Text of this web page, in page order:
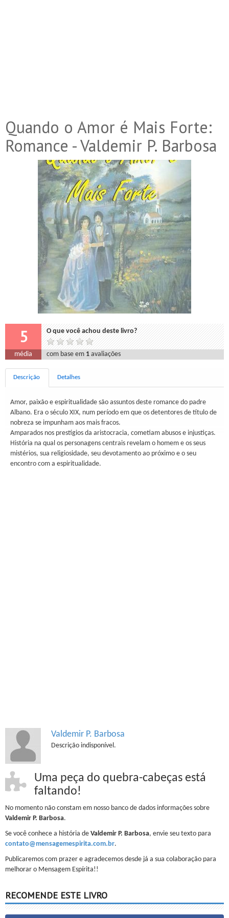
Quando o Amor é Mais Forte:
Romance - Valdemir P. Barbosa
5 O que você achou deste livro?
média com base em 1 avaliações
Descrição Detalhes
Amor, paixão e espiritualidade são assuntos deste romance do padre
Albano. Era o século XIX, num período em que os detentores de título de
nobreza se impunham aos mais fracos.
Amparados nos prestígios da aristocracia, cometiam abusos e injustiças.
História na qual os personagens centrais revelam o homem e os seus
mistérios, sua religiosidade, seu devotamento ao próximo e o seu
encontro com a espiritualidade.
Valdemir P. Barbosa
Descrição indisponível.
Uma peça do quebra-cabeças está
faltando!
No momento não constam em nosso banco de dados informações sobre
Valdemir P. Barbosa.
Se você conhece a história de Valdemir P. Barbosa, envie seu texto para
contato@mensagemespirita.com.br.
Publicaremos com prazer e agradecemos desde já a sua colaboração para
melhorar o Mensagem Espírita!!
RECOMENDE ESTE LIVRO